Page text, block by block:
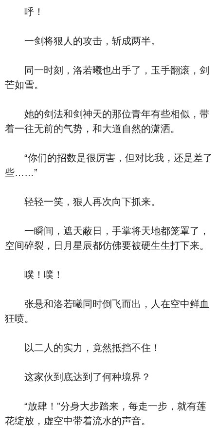
呼！
一剑将狠人的攻击，斩成两半。
同一时刻，洛若曦也出手了，玉手翻滚，剑
芒如雪。
她的剑法和剑神天的那位青年有些相似，带
着一往无前的气势，和大道自然的潇洒。
“你们的招数是很厉害，但对比我，还是差了
些……”
轻轻一笑，狠人再次向下抓来。
一瞬间，遮天蔽日，手掌将天地都笼罩了，
空间碎裂，日月星辰都仿佛要被硬生生打下来。
噗！噗！
张悬和洛若曦同时倒飞而出，人在空中鲜血
狂喷。
以二人的实力，竟然抵挡不住！
这家伙到底达到了何种境界？
“放肆！”分身大步踏来，每走一步，就有莲
花绽放，虚空中带着流水的声音。